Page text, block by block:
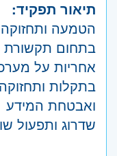
תיאור תפקיד:
הטמעה ותחזוקה
בתחום תקשורת
אחריות על
בתקלות
ואבטחת המידע
שדרוג ותפעול